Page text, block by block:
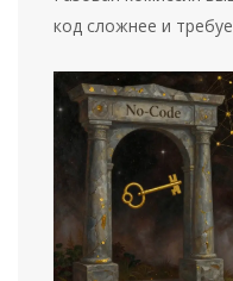
код сложнее и